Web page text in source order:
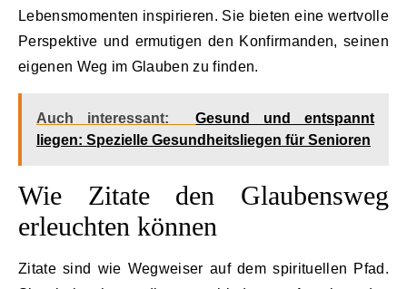
Lebensmomenten inspirieren. Sie bieten eine wertvolle
Perspektive und ermutigen den Konfirmanden, seinen
eigenen Weg im Glauben zu finden.
Auch interessant:
Gesund und entspannt
liegen: Spezielle Gesundheitsliegen für Senioren
Wie Zitate den Glaubensweg
erleuchten können
Zitate sind wie Wegweiser auf dem spirituellen Pfad.